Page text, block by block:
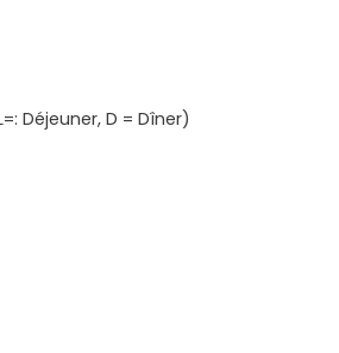
Déjeuner, D = Dîner)